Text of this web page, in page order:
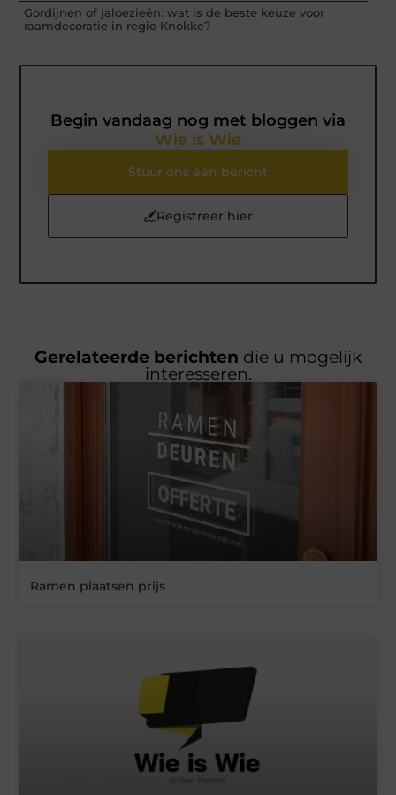
Gordijnen of jaloezieën: wat is de beste keuze voor
raamdecoratie in regio Knokke?
Begin vandaag nog met bloggen via
Wie is Wie
Stuur ons een bericht
Registreer hier
Gerelateerde berichten die u mogelijk
interesseren.
Ramen plaatsen prijs